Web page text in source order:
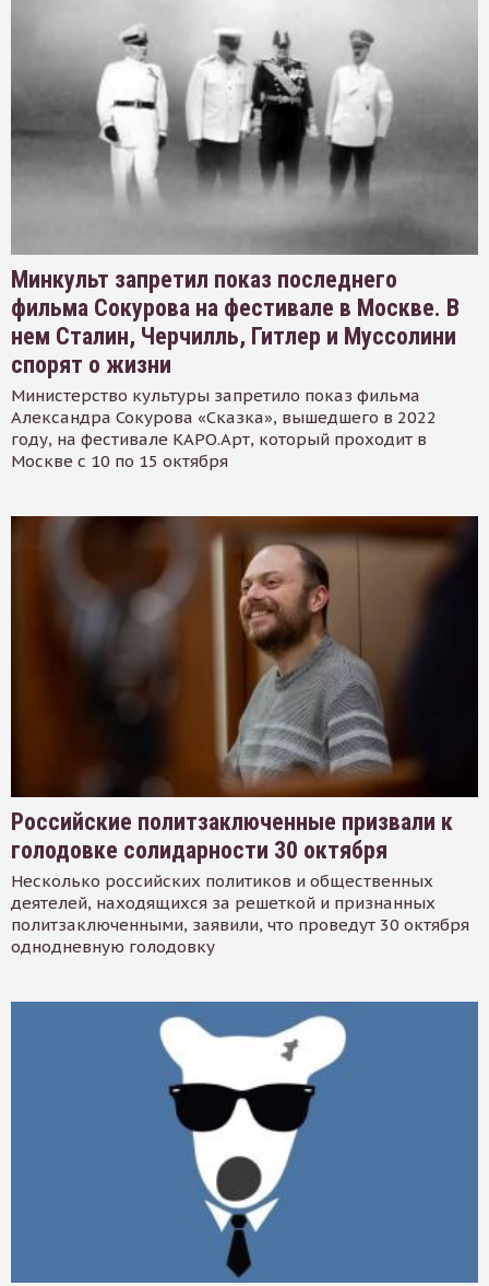
Минкульт запретил показ последнего
фильма Сокурова на фестивале в Москве. В
нем Сталин, Черчилль, Гитлер и Муссолини
спорят о жизни
Министерство культуры запретило показ фильма
Александра Сокурова «Сказка», вышедшего в 2022
году, на фестивале КАРО.Арт, который проходит в
Москве с 10 по 15 октября
Российские политзаключенные призвали к
голодовке солидарности 30 октября
Несколько российских политиков и общественных
деятелей, находящихся за решеткой и признанных
политзаключенными, заявили, что проведут 30 октября
однодневную голодовку